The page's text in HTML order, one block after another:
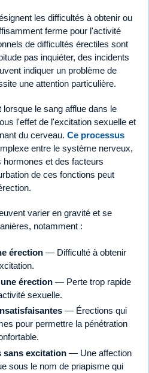
les difficultés à obtenir ou
ferme pour l'activité
de difficultés érectiles sont
pas inquiéter, des incidents
indiquer un problème de
une attention particulière.
le sang afflue dans le
l'effet de l'excitation sexuelle et
du cerveau. Ce processus
entre le système nerveux,
et des facteurs
de ces fonctions peut
varier en gravité et se
notamment :
érection — Difficulté à obtenir
érection — Perte trop rapide
sexuelle.
— Érections qui
pour permettre la pénétration
sans excitation — Une affection
sous le nom de priapisme qui